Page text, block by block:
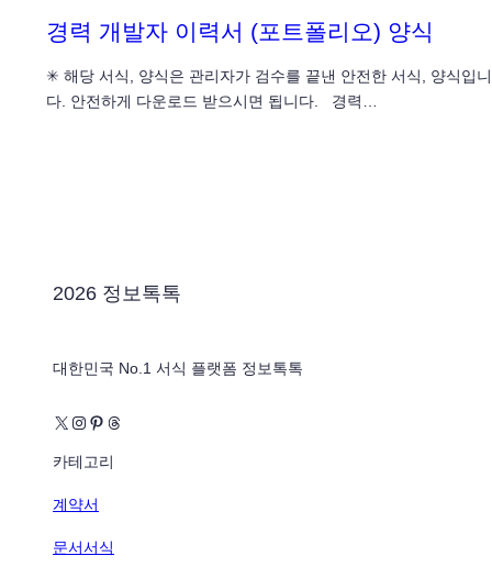
경력 개발자 이력서 (포트폴리오) 양식
✳ 해당 서식, 양식은 관리자가 검수를 끝낸 안전한 서식, 양식입니
다. 안전하게 다운로드 받으시면 됩니다. 경력…
2026 정보톡톡
대한민국 No.1 서식 플랫폼 정보톡톡
X Instagram Pinterest Threads
카테고리
계약서
문서서식